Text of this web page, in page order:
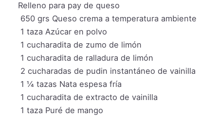
Relleno para pay de queso
650 grs Queso crema a temperatura ambiente
1 taza Azúcar en polvo
1 cucharadita de zumo de limón
1 cucharadita de ralladura de limón
2 cucharadas de pudin instantáneo de vainilla
1 ¼ tazas Nata espesa fría
1 cucharadita de extracto de vainilla
1 taza Puré de mango